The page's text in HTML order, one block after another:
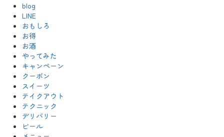
blog
LINE
おもしろ
お得
お酒
やってみた
キャンペーン
クーポン
スイーツ
テイクアウト
テクニック
デリバリー
ビール